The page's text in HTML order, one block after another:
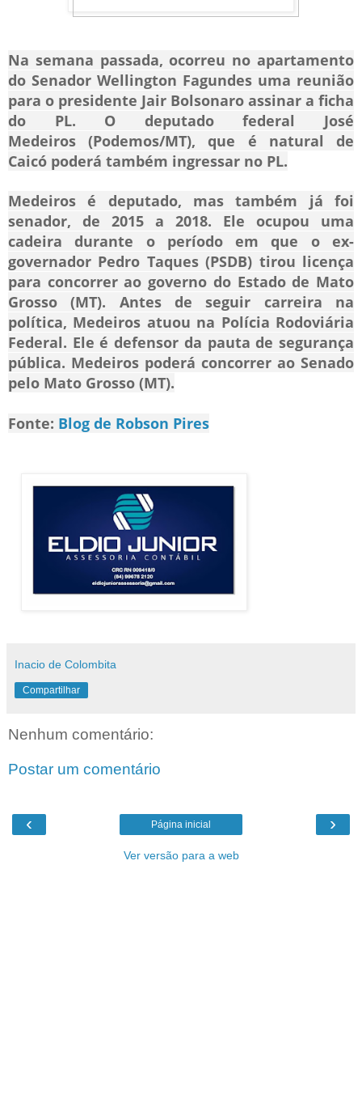
Na semana passada, ocorreu no apartamento
do Senador Wellington Fagundes uma reunião
para o presidente Jair Bolsonaro assinar a ficha
do PL. O deputado federal José
Medeiros(Podemos/MT), que é natural de
Caicó poderá também ingressar no PL.
Medeiros é deputado, mas também já foi
senador, de 2015 a 2018. Ele ocupou uma
cadeira durante o período em que o ex-
governador Pedro Taques (PSDB) tirou licença
para concorrer ao governo do Estado de Mato
Grosso (MT). Antes de seguir carreira na
política, Medeiros atuou na Polícia Rodoviária
Federal. Ele é defensor da pauta de segurança
pública. Medeiros poderá concorrer ao Senado
pelo Mato Grosso (MT).
Fonte: Blog de Robson Pires
Inacio de Colombita
Compartilhar
Nenhum comentário:
Postar um comentário
‹ ›
Página inicial
Ver versão para a web